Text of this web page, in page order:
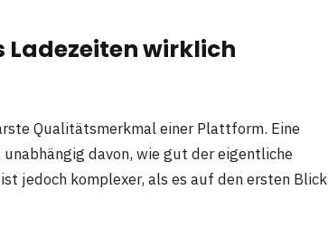
Ladezeiten wirklich
Qualitätsmerkmal einer Plattform. Eine
davon, wie gut der eigentliche
jedoch komplexer, als es auf den ersten Blick